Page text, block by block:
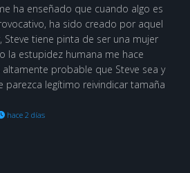
ha enseñado que cuando algo es
ha sido creado por aquel
Steve tiene pinta de ser una mujer
la estupidez humana me hace
probable que Steve sea y
parezca legítimo reivindicar tamaña
hace 2 días